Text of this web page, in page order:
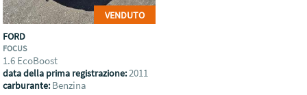
VENDUTO
FORD
FOCUS
1.6 EcoBoost
data della prima registrazione:2011
carburante: Benzina